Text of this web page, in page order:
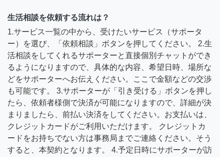
生活相談を依頼する流れは？
1.サービス一覧の中から、受けたいサービス（サポータ
ー）を選び、「依頼相談」ボタンを押してください。 2.生
活相談をしてくれるサポーターと直接個別チャットができ
るようになりますので、具体的な内容、希望日時、場所な
どをサポーターへお伝えください。ここで金額などの交渉
も可能です。 3.サポーターが「引き受ける」ボタンを押し
たら、依頼者様側で決済が可能になりますので、詳細が決
まりましたら、前払い決済をしてください。お支払いは、
クレジットカードがご利用いただけます。 クレジットカ
ードをお持ちでない方は事務局までご連絡ください。そう
すると、本契約となります。 4.予定日時にサポーターが訪